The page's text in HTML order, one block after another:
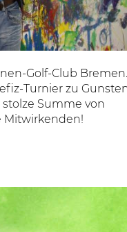
Golf-Club Bremen.
Turnier zu
Summe von
Mitwirkenden!